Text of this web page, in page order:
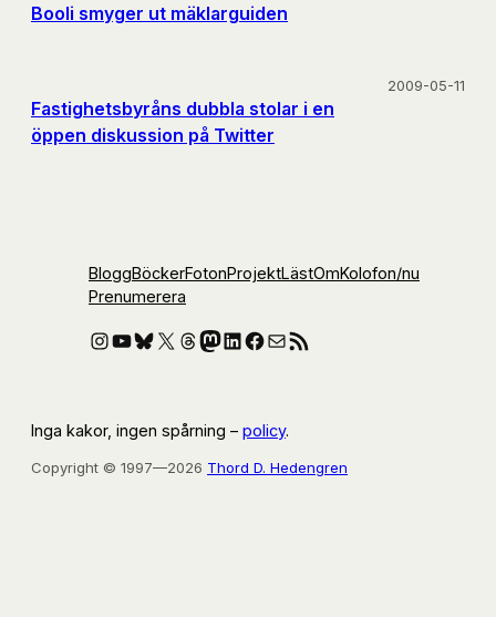
Booli smyger ut mäklarguiden
Fastighetsbyråns dubbla stolar i en
öppen diskussion på Twitter
2009-05-11
BloggBöckerFotonProjektLästOmKolofon/nu
Prenumerera
Instagram
YouTube
Bluesky
X Threads
Mastodon
LinkedIn
Facebook
E-postRSS-flöde
Inga kakor, ingen spårning – policy.
Copyright © 1997—2026 Thord D. Hedengren